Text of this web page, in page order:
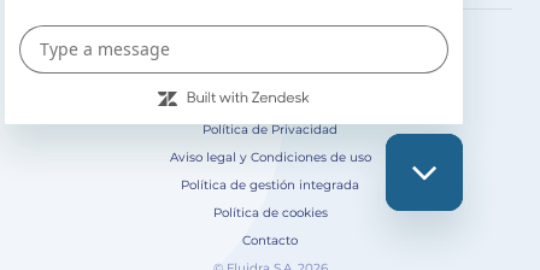
Política de Privacidad
Aviso legal y Condiciones de uso
Política de gestión integrada
Política de cookies
Contacto